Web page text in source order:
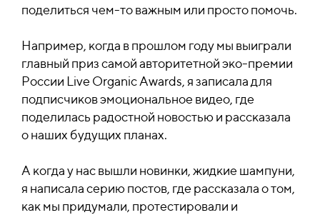
поделиться чем-то важным или просто помочь.
Например, когда в прошлом году мы выиграли
главный приз самой авторитетной эко-премии
России Live Organic Awards, я записала для
подписчиков эмоциональное видео, где
поделилась радостной новостью и рассказала
о наших будущих планах.
А когда у нас вышли новинки, жидкие шампуни,
я написала серию постов, где рассказала о том,
как мы придумали, протестировали и